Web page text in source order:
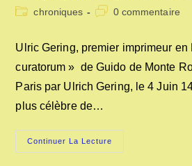
de
publiée :
Postchroniques
Commentaires
publication :
0 commentaire
Ulric Gering, premier imprimeur
curatorum » de Guido de Monte
Paris par Ulrich Gering, le 4 Juin
plus célèbre de…
Continuer La Lecture